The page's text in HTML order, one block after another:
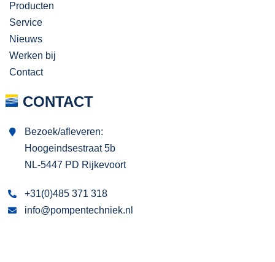
Producten
Service
Nieuws
Werken bij
Contact
CONTACT
Bezoek/afleveren:
Hoogeindsestraat 5b
NL-5447 PD Rijkevoort
+31(0)485 371 318
info@pompentechniek.nl